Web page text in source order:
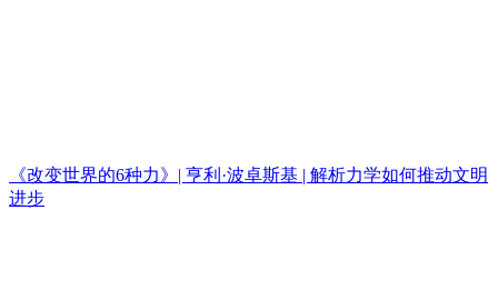
《改变世界的6种力》| 亨利·波卓斯基 | 解析力学如何推动文明
进步